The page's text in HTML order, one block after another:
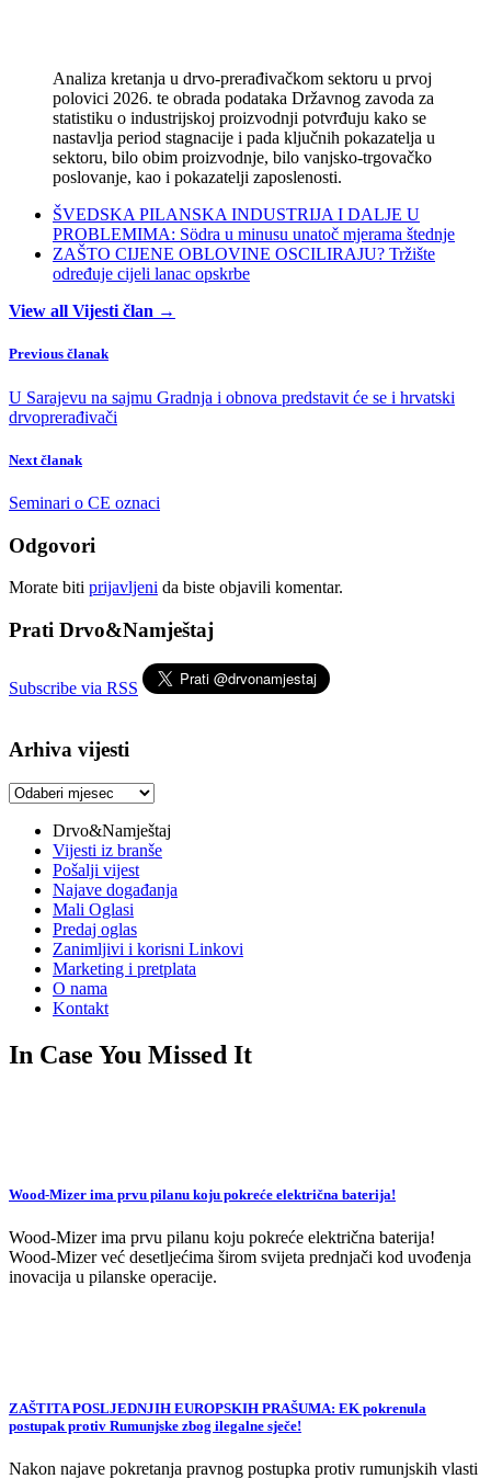
Analiza kretanja u drvo-prerađivačkom sektoru u prvoj
polovici 2026. te obrada podataka Državnog zavoda za
statistiku o industrijskoj proizvodnji potvrđuju kako se
nastavlja period stagnacije i pada ključnih pokazatelja u
sektoru, bilo obim proizvodnje, bilo vanjsko-trgovačko
poslovanje, kao i pokazatelji zaposlenosti.
ŠVEDSKA PILANSKA INDUSTRIJA I DALJE U
PROBLEMIMA: Södra u minusu unatoč mjerama štednje
ZAŠTO CIJENE OBLOVINE OSCILIRAJU? Tržište
određuje cijeli lanac opskrbe
View all Vijesti član →
Previous članak
U Sarajevu na sajmu Gradnja i obnova predstavit će se i hrvatski
drvoprerađivači
Next članak
Seminari o CE oznaci
Odgovori
Morate biti prijavljeni da biste objavili komentar.
Prati Drvo&Namještaj
Subscribe via RSS
Arhiva vijesti
Arhiva
Drvo&Namještaj
Vijesti iz branše
Pošalji vijest
Najave događanja
Mali Oglasi
Predaj oglas
Zanimljivi i korisni Linkovi
Marketing i pretplata
O nama
Kontakt
In Case You Missed It
Wood-Mizer ima prvu pilanu koju pokreće električna baterija!
Wood-Mizer ima prvu pilanu koju pokreće električna baterija!
Wood-Mizer već desetljećima širom svijeta prednjači kod uvođenja
inovacija u pilanske operacije.
ZAŠTITA POSLJEDNJIH EUROPSKIH PRAŠUMA: EK pokrenula
postupak protiv Rumunjske zbog ilegalne sječe!
Nakon najave pokretanja pravnog postupka protiv rumunjskih vlasti